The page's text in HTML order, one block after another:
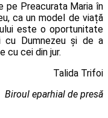
pe Preacurata Maria în
ca un model de viață
este o oportunitate
Dumnezeu și de a
cu cei din jur.
Talida Trifoi
Biroul eparhial de presă